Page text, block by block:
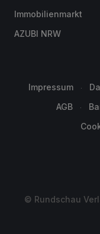
Immobilienmarkt
AZUBI NRW
Impressum
AGB
© Rundschau